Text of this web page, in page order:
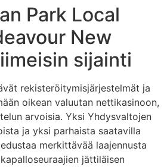
Park Local
New
sijainti
rekisteröitymisjärjestelmät ja
oikean valuutan nettikasinoon,
arvoisia. Yksi Yhdysvaltojen
ja yksi parhaista saatavilla
merkittävää laajennusta
jättiläisen